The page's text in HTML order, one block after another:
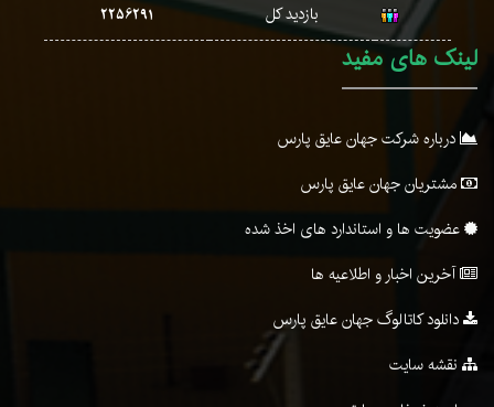
بازدید کل
2256291
لینک های مفید
درباره شرکت جهان عایق پارس
مشتریان جهان عایق پارس
عضویت ها و استاندارد های اخذ شده
آخرین اخبار و اطلاعیه ها
دانلود کاتالوگ جهان عایق پارس
نقشه سایت